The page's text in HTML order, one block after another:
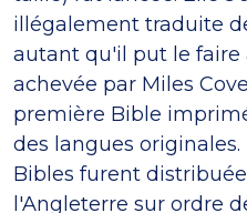
illégalement traduite
autant qu'il put le faire
achevée par Miles
première Bible
des langues
Bibles furent
l'Angleterre sur ordre